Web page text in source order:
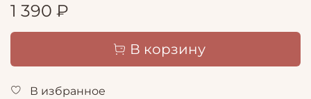
1 390 ₽
В корзину
В избранное